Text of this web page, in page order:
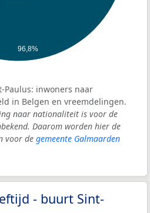
96,8%
Paulus: inwoners naar
in Belgen en vreemdelingen.
naar nationaliteit is voor de
Daarom worden hier de
voor de gemeente Galmaarden
- buurt Sint-